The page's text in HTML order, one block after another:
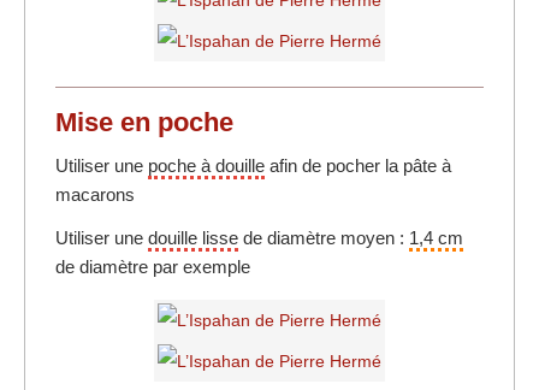
Mise en poche
Utiliser une poche à douille afin de pocher la pâte à
macarons
Utiliser une douille lisse de diamètre moyen : 1,4 cm
de diamètre par exemple